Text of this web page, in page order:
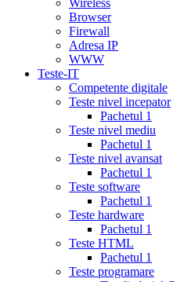
Wireless
Browser
Firewall
Adresa IP
WWW
Teste-IT
Competente digitale
Teste nivel incepator
Pachetul 1
Teste nivel mediu
Pachetul 1
Teste nivel avansat
Pachetul 1
Teste software
Pachetul 1
Teste hardware
Pachetul 1
Teste HTML
Pachetul 1
Teste programare